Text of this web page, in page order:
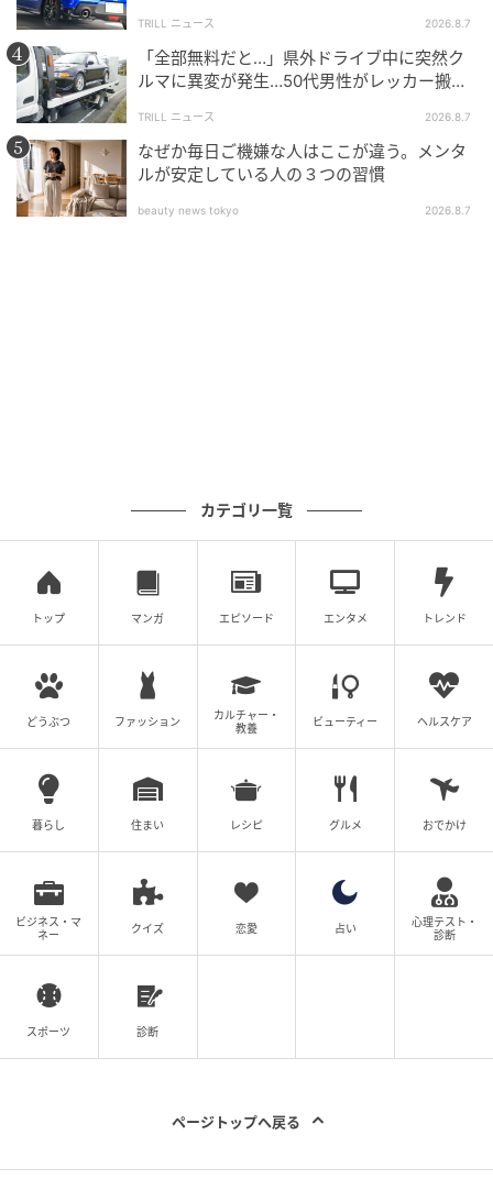
評価基準はプロダクト部門・クリエイティブ部門とも
にデザインの独創性・先進性・先見性が問われ、プロ
ダクト部門ではさらに実物の完成度と機能性も審査の
対象です。
リネアペッレでの展示実績と過去の受賞作品
2026年2月25日〜27日にイタリア・ミラノで開催され
たリネアペッレでは、革コン2025プロダクト部門の最
優秀賞・優秀賞作品が展示されました。
TLFブース内の展示コーナーには白いディスプレイ台の
上にバッグ2点がガラスケースに収められ、紫の背景壁
には過去受賞作一覧パネルが掲示されています。
リネアペッレは東京レザーフェアと長年の友好関係に
ある国際見本市で、最新素材のトレンドコーナーも設
置されています。
革コン2025の受賞作品は以下のとおりです。
TRILL ニュース 2026.8.7
「全部無料だと…」県外ドライブ中に突然ク
ルマに異変が発生…50代男性がレッカー搬送
TRILL ニュース 2026.8.7
なぜか毎日ご機嫌な人はここが違う。メンタ
ルが安定している人の３つの習慣
beauty news tokyo 2026.8.7
カテゴリ一覧
トップ マンガ エピソード エンタメ トレンド
どうぶつ ファッション
カルチャー・
教養
ビューティー ヘルスケア
暮らし 住まい レシピ グルメ おでかけ
ビジネス・マ
ネー
クイズ 恋愛 占い
心理テスト・
診断
スポーツ 診断
ページトップへ戻る